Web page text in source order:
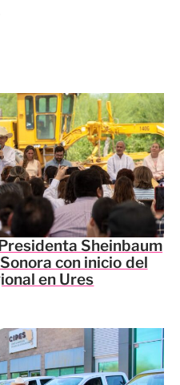
Sheinbaum
con inicio del
en Ures